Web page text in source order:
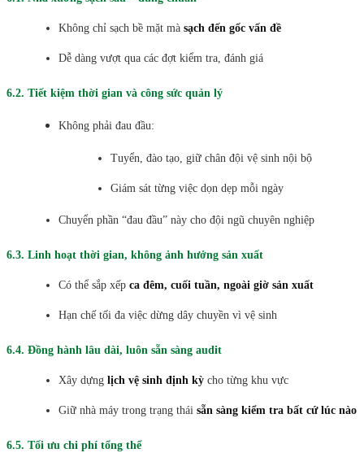
Không chỉ sạch bề mặt mà sạch đến gốc vấn đề
Dễ dàng vượt qua các đợt kiểm tra, đánh giá
6.2. Tiết kiệm thời gian và công sức quản lý
Không phải đau đầu:
Tuyển, đào tạo, giữ chân đội vệ sinh nội bộ
Giám sát từng việc dọn dẹp mỗi ngày
Chuyển phần “đau đầu” này cho đội ngũ chuyên nghiệp
6.3. Linh hoạt thời gian, không ảnh hưởng sản xuất
Có thể sắp xếp ca đêm, cuối tuần, ngoài giờ sản xuất
Hạn chế tối đa việc dừng dây chuyền vì vệ sinh
6.4. Đồng hành lâu dài, luôn sẵn sàng audit
Xây dựng lịch vệ sinh định kỳ cho từng khu vực
Giữ nhà máy trong trạng thái sẵn sàng kiểm tra bất cứ lúc nào
6.5. Tối ưu chi phí tổng thể